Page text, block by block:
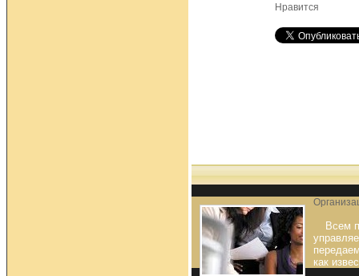
Нравится
Всем
как